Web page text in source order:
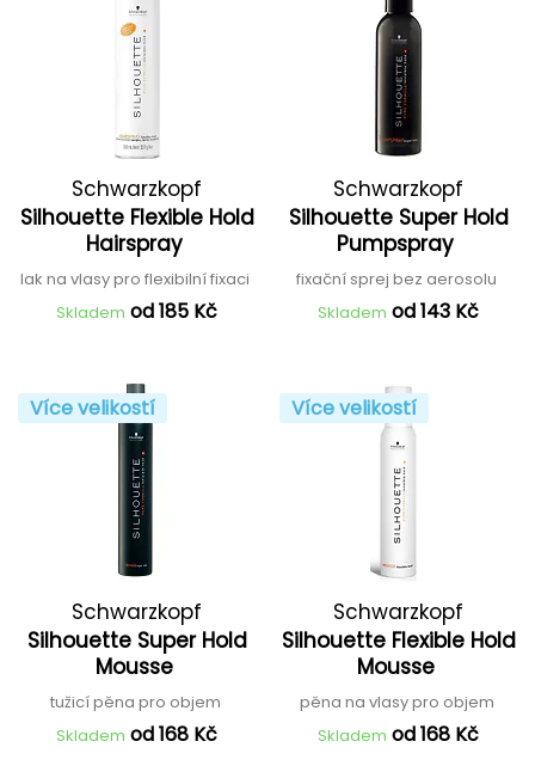
Schwarzkopf
Professional
Silhouette Flexible Hold
Hairspray
lak na vlasy pro flexibilní fixaci
Skladem od 185 Kč
Schwarzkopf
Professional
Silhouette Super Hold
Pumpspray
fixační sprej bez aerosolu
Skladem od 143 Kč
Více velikostí
Schwarzkopf
Professional
Silhouette Super Hold
Mousse
tužicí pěna pro objem
Skladem od 168 Kč
Více velikostí
Schwarzkopf
Professional
Silhouette Flexible Hold
Mousse
pěna na vlasy pro objem
Skladem od 168 Kč